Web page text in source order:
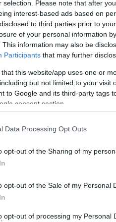
selection. Please note that after
interest-based ads based on
to third parties prior to
of your personal information
This information may also be
Participants that may further
that this website/app uses one or
but not limited to your visit
to Google and its third-party tags
consent section.
Data Processing Opt Outs
opt-out of the Sharing of my
opt-out of the Sale of my Personal
opt-out of processing my Personal
είναι απίθανο να αλλάξουν
επίσης ότι το φαινόμενοΕλ
2024, προδιαγράφοντας ένα